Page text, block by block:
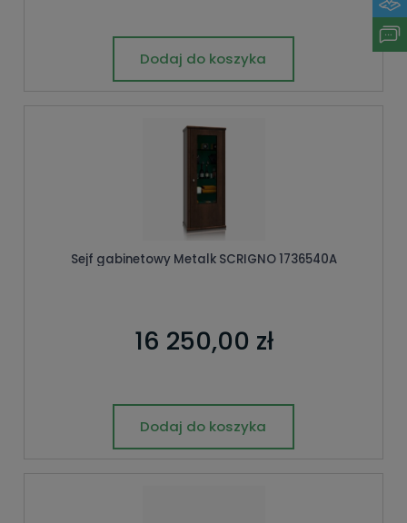
Dodaj do koszyka
Sejf gabinetowy Metalk SCRIGNO 1736540A
16 250,00 zł
Dodaj do koszyka